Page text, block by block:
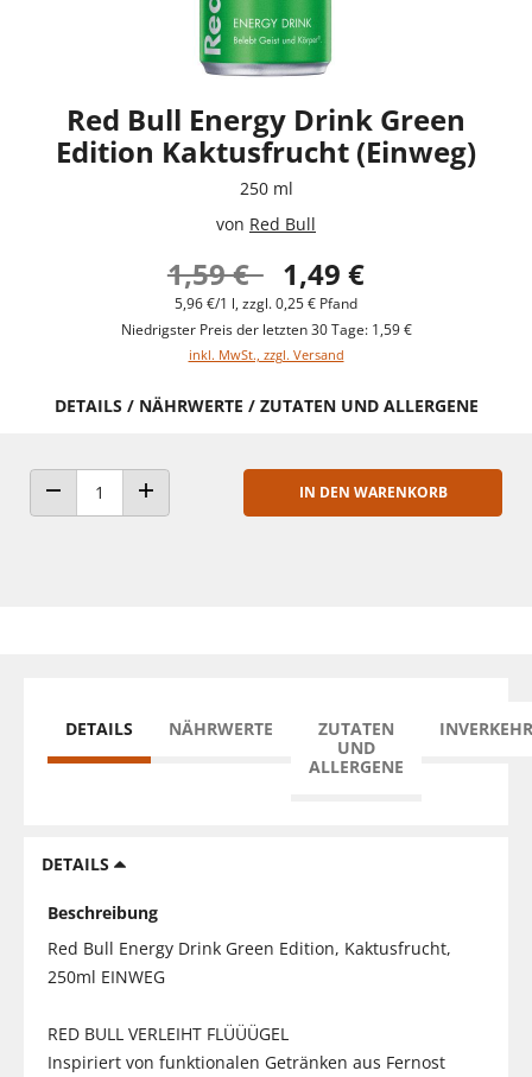
Red Bull Energy Drink Green
Edition Kaktusfrucht (Einweg)
250 ml
von Red Bull
1,59 € 1,49 €
5,96 €/1 l, zzgl. 0,25 € Pfand
Niedrigster Preis der letzten 30 Tage: 1,59 €
inkl. MwSt., zzgl. Versand
DETAILS / NÄHRWERTE / ZUTATEN UND ALLERGENE
ANZAHL VERRINGERNANZAHL ERHÖHEN
IN DEN WARENKORB
DETAILS NÄHRWERTE
ZUTATEN
UND
ALLERGENE
DETAILS
Beschreibung
Red Bull Energy Drink Green Edition, Kaktusfrucht,
250ml EINWEG
RED BULL VERLEIHT FLÜÜÜGEL
Inspiriert von funktionalen Getränken aus Fernost